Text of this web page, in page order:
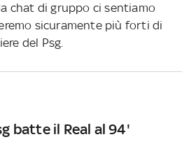
chat di gruppo ci sentiamo
sicuramente più forti di
del Psg.
batte il Real al 94'